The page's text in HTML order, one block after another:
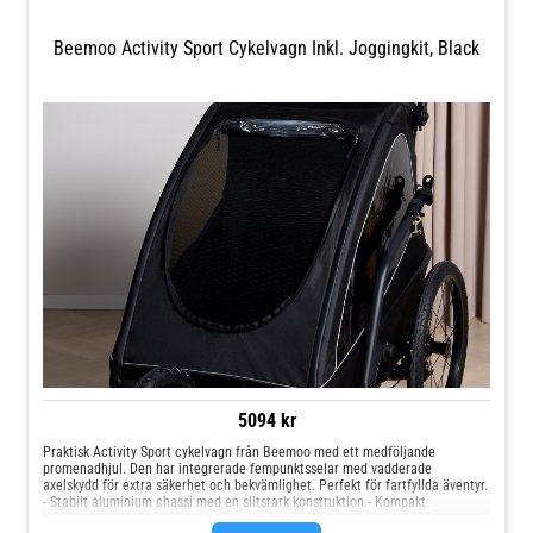
Beemoo Activity Sport Cykelvagn Inkl. Joggingkit, Black
5094 kr
Praktisk Activity Sport cykelvagn från Beemoo med ett medföljande
promenadhjul. Den har integrerade fempunktsselar med vadderade
axelskydd för extra säkerhet och bekvämlighet. Perfekt för fartfyllda äventyr.
- Stabilt aluminium chassi med en slitstark konstruktion.- Kompakt